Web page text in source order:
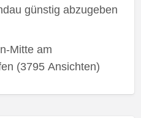
günstig abzugeben
Mitte am
(3795 Ansichten)